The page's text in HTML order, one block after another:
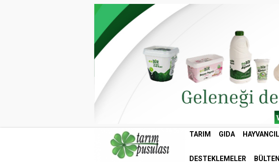
TARIM GIDA
DESTEKLEMELER BÜLTEN